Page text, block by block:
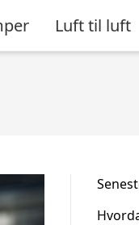
Luft til luft